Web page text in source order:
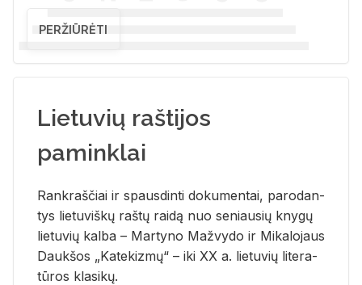
PERŽIŪRĖTI
Lietuvių raštijos
paminklai
Rank­raš­čiai ir spaus­din­ti do­ku­men­tai, pa­ro­dan­
tys lie­tu­viš­kų raš­tų rai­dą nuo se­niau­sių kny­gų
lie­tu­vių kal­ba – Mar­ty­no Ma­žvy­do ir Mi­ka­lo­jaus
Dauk­šos „Ka­te­kiz­mų“ – iki XX a. lie­tu­vių li­te­ra­
tū­ros kla­si­kų.